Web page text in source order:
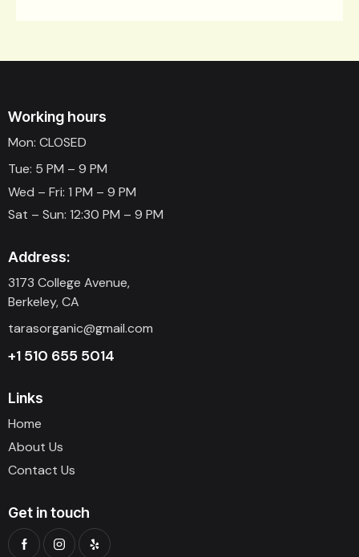
Working hours
Mon: CLOSED
Tue: 5 PM – 9 PM
Wed – Fri: 1 PM – 9 PM
Sat – Sun: 12:30 PM – 9 PM
Address:
3173 College Avenue,
Berkeley, CA
tarasorganic@gmail.com
+1 510 655 5014
Links
Home
About Us
Contact Us
Get in touch